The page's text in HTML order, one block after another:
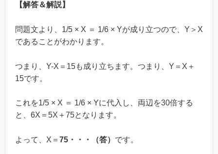
【解答＆解説】
問題文より、1/5 × X ＝ 1/6 × Yが成り立つので、Y＞X
であることがわかります。
つまり、Y-X＝15も成り立ちます。つまり、Y＝X＋
15です。
これを1/5 × X ＝ 1/6 × Yに代入し、両辺を30倍する
と、6X＝5X＋75となります。
よって、X＝ 75・・・（答） です。